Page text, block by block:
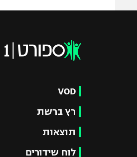
VOD
רץ ברשת
תוצאות
לוח שידורים